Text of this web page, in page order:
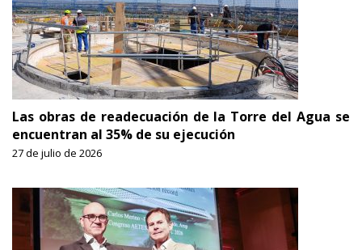
Las obras de readecuación de la Torre del Agua se
encuentran al 35% de su ejecución
27 de julio de 2026